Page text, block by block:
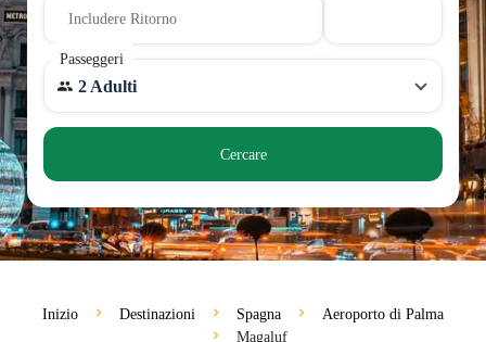
Includere Ritorno
Passeggeri
2 Adulti
Cercare
Inizio Destinazioni Spagna
Aeroporto di Palma
Magaluf